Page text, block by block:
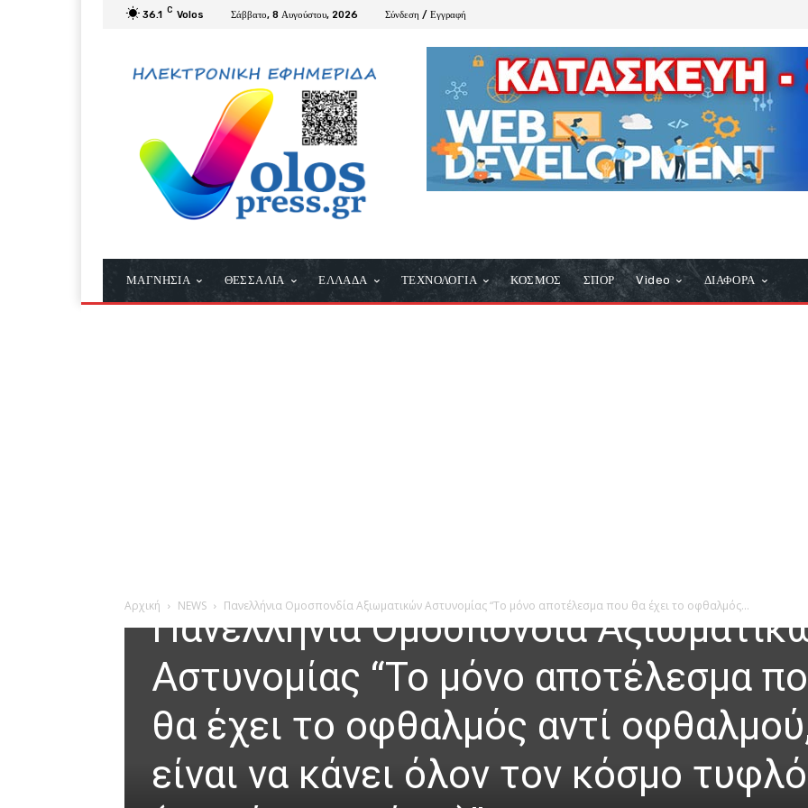
36.1 C Volos Σάββατο, 8 Αυγούστου, 2026 Σύνδεση / Εγγραφή
ΜΑΓΝΗΣΙΑ ΘΕΣΣΑΛΙΑ ΕΛΛΑΔΑ ΤΕΧΝΟΛΟΓΙΑ ΚΟΣΜΟΣ ΣΠΟΡ Video ΔΙΑΦΟΡΑ
Αρχική NEWS Πανελλήνια Ομοσπονδία Αξιωματικών Αστυνομίας “Το μόνο αποτέλεσμα που θα έχει το οφθαλμός...
Πανελλήνια Ομοσπονδία
Αστυνομίας “Το μόνο αποτέλεσμα
θα έχει το οφθαλμός αντί
είναι να κάνει όλον τον κόσμο τυφλό